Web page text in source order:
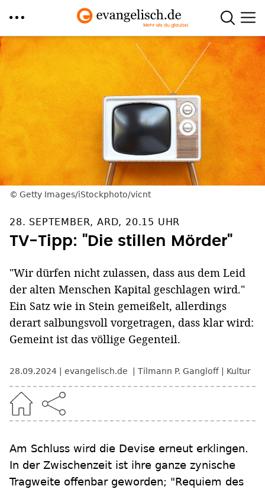
Direkt
zum
Inhalt
Getty Images/iStockphoto/vicnt
28. SEPTEMBER, ARD, 20.15 UHR
TV-Tipp: "Die stillen Mörder"
"Wir dürfen nicht zulassen, dass aus dem Leid
der alten Menschen Kapital geschlagen wird."
Ein Satz wie in Stein gemeißelt, allerdings
derart salbungsvoll vorgetragen, dass klar wird:
Gemeint ist das völlige Gegenteil.
28.09.2024 evangelisch.de Tilmann P. Gangloff Kultur
Am Schluss wird die Devise erneut erklingen.
In der Zwischenzeit ist ihre ganze zynische
Tragweite offenbar geworden; "Requiem des